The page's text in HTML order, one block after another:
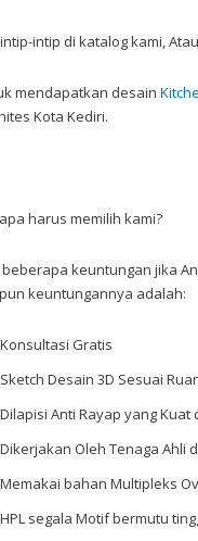
intip di katalog kami,
mendapatkan desain
Kota Kediri.
harus memilih kami?
beberapa keuntungan jika
keuntungannya adalah:
Konsultasi Gratis
Sketch Desain 3D Sesuai
Dilapisi Anti Rayap yang
Dikerjakan Oleh Tenaga Ahli
Memakai bahan Multipleks
HPL segala Motif bermutu